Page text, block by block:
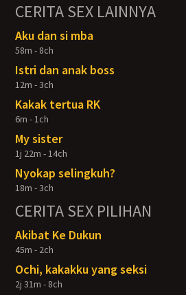
CERITA SEX LAINNYA
Aku dan si mba
58m - 8ch
Istri dan anak boss
12m - 3ch
Kakak tertua RK
6m - 1ch
My sister
1j 22m - 14ch
Nyokap selingkuh?
18m - 3ch
CERITA SEX PILIHAN
Akibat Ke Dukun
45m - 2ch
Ochi, kakakku yang seksi
2j 31m - 8ch